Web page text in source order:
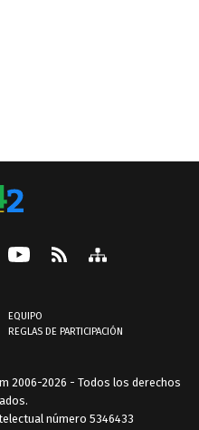
EQUIPO
REGLAS DE PARTICIPACIÓN
2006-2026 - Todos los derechos
número 5346433